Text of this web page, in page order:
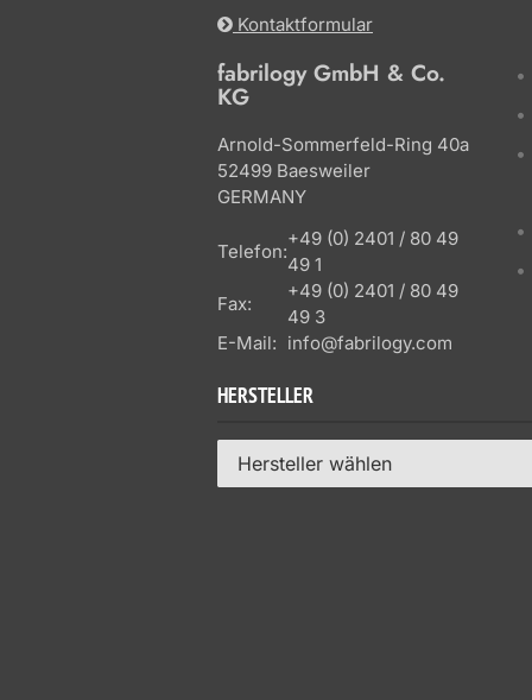
Kontaktformular
fabrilogy GmbH & Co.
KG
Arnold-Sommerfeld-Ring 40a
52499 Baesweiler
GERMANY
Telefon:
+49 (0) 2401 / 80 49
49 1
Fax:
+49 (0) 2401 / 80 49
49 3
E-Mail: info@fabrilogy.com
HERSTELLER
Hersteller wählen